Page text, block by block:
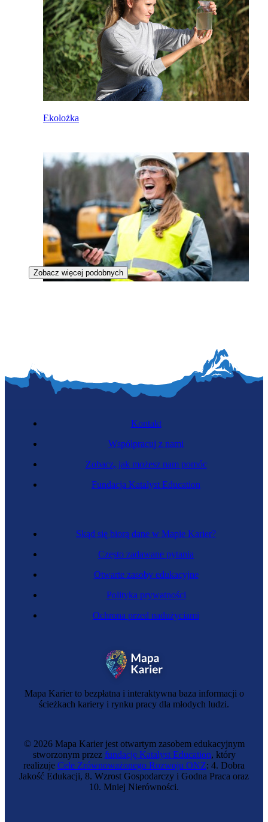
Ekolożka
Wiertaczka studni
Zobacz więcej podobnych
Mapa Karier to bezpłatna i interaktywna baza informacji o
ścieżkach kariery i rynku pracy dla młodych ludzi.
Skąd się biorą dane w Mapie Karier?
Często zadawane pytania
Otwarte zasoby edukacyjne
Polityka prywatności
Ochrona przed nadużyciami
Kontakt
Współpracuj z nami
Zobacz, jak możesz nam pomóc
Fundacja Katalyst Education
© 2026 Mapa Karier jest otwartym zasobem edukacyjnym
stworzonym przez fundację Katalyst Education, który
realizuje Cele Zrównoważonego Rozwoju ONZ: 4. Dobra
Jakość Edukacji, 8. Wzrost Gospodarczy i Godna Praca oraz
10. Mniej Nierówności.